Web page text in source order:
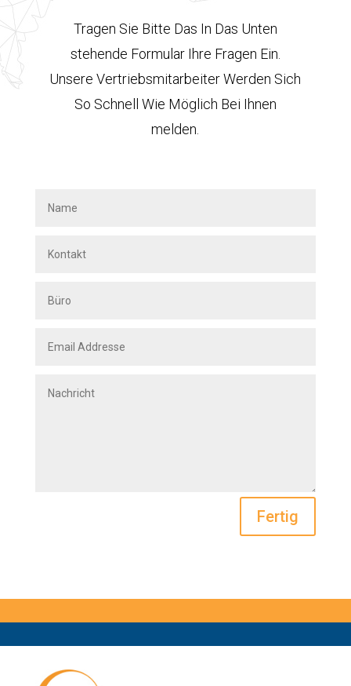
Tragen Sie Bitte Das In Das Unten
stehende Formular Ihre Fragen Ein.
Unsere Vertriebsmitarbeiter Werden Sich
So Schnell Wie Möglich Bei Ihnen
melden.
Fertig